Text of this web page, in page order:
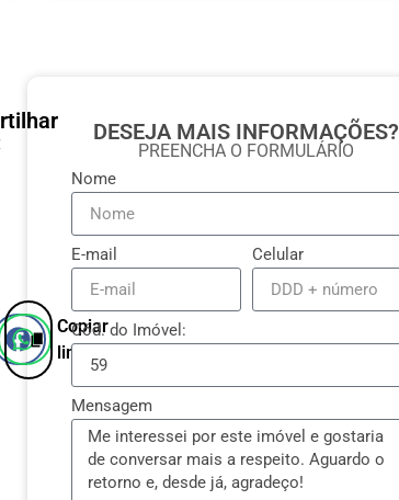
Copiar
link
DESEJA MAIS INFORMAÇÕES?
PREENCHA O FORMULÁRIO
Nome
E-mail Celular
Cód. do Imóvel:
Mensagem